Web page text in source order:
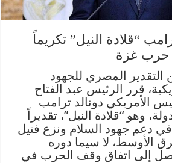
“قلادة النيل” تكريماً
حرب غزة
المصري للجهود
قرر الرئيس عبد الفتاح
الأمريكي دونالد ترامب
وهو “قلادة النيل”، تقديراً
في دعم جهود السلام ونزع فتيل
الأوسط، لا سيما دوره
إلى اتفاق وقف الحرب في